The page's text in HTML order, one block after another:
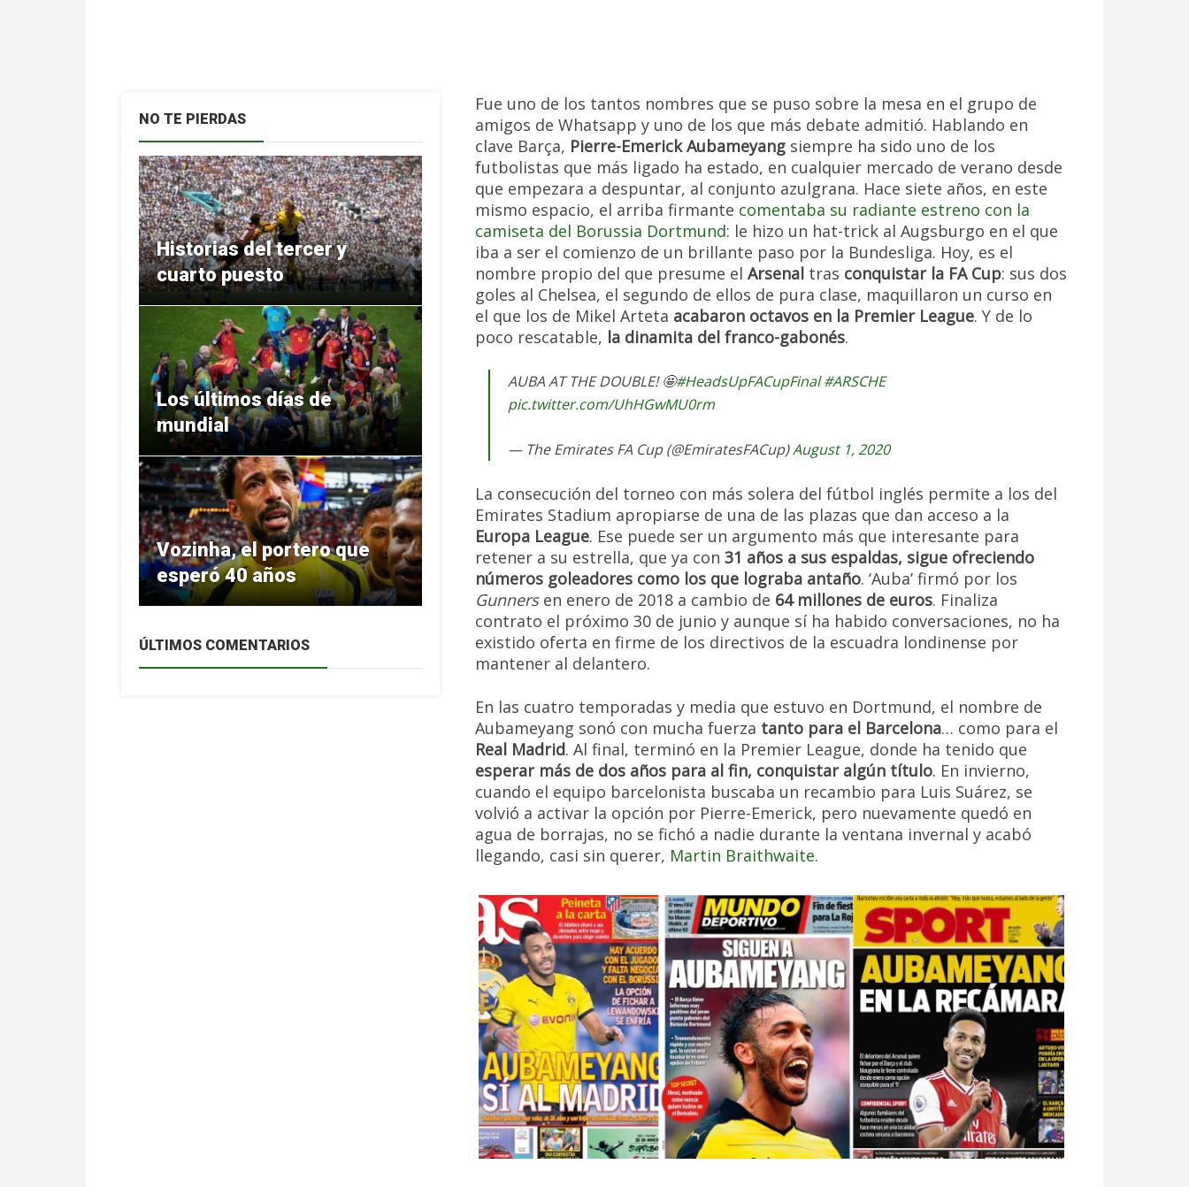
Fue uno de los tantos nombres que se puso sobre la mesa en el grupo de
amigos de Whatsapp y uno de los que más debate admitió. Hablando en
clave Barça, Pierre-Emerick Aubameyang siempre ha sido uno de los
futbolistas que más ligado ha estado, en cualquier mercado de verano desde
que empezara a despuntar, al conjunto azulgrana. Hace siete años, en este
mismo espacio, el arriba firmante comentaba su radiante estreno con la
camiseta del Borussia Dortmund: le hizo un hat-trick al Augsburgo en el que
iba a ser el comienzo de un brillante paso por la Bundesliga. Hoy, es el
nombre propio del que presume el Arsenal tras conquistar la FA Cup: sus dos
goles al Chelsea, el segundo de ellos de pura clase, maquillaron un curso en
el que los de Mikel Arteta acabaron octavos en la Premier League. Y de lo
poco rescatable, la dinamita del franco-gabonés.
AUBA AT THE DOUBLE! 🤩#HeadsUpFACupFinal #ARSCHE
pic.twitter.com/UhHGwMU0rm
— The Emirates FA Cup (@EmiratesFACup)August 1, 2020
La consecución del torneo con más solera del fútbol inglés permite a los del
Emirates Stadium apropiarse de una de las plazas que dan acceso a la
Europa League. Ese puede ser un argumento más que interesante para
retener a su estrella, que ya con 31 años a sus espaldas, sigue ofreciendo
números goleadores como los que lograba antaño. ‘Auba’ firmó por los
Gunnersen enero de 2018 a cambio de 64 millones de euros. Finaliza
contrato el próximo 30 de junio y aunque sí ha habido conversaciones, no ha
existido oferta en firme de los directivos de la escuadra londinense por
mantener al delantero.
En las cuatro temporadas y media que estuvo en Dortmund, el nombre de
Aubameyang sonó con mucha fuerza tanto para el Barcelona… como para el
Real Madrid. Al final, terminó en la Premier League, donde ha tenido que
esperar más de dos años para al fin, conquistar algún título. En invierno,
cuando el equipo barcelonista buscaba un recambio para Luis Suárez, se
volvió a activar la opción por Pierre-Emerick, pero nuevamente quedó en
agua de borrajas, no se fichó a nadie durante la ventana invernal y acabó
llegando, casi sin querer, Martin Braithwaite.
NO TE PIERDAS
Historias del tercer y
cuarto puesto
Los últimos días de
mundial
Vozinha, el portero que
esperó 40 años
ÚLTIMOS COMENTARIOS